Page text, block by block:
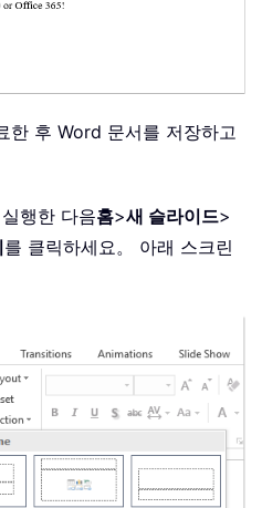
한 후 Word 문서를 저장하고
행한 다음홈>새 슬라이드>
를 클릭하세요。 아래 스크린